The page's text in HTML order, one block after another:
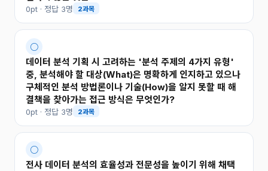
0pt · 정답 3명 2과목
○
데이터 분석 기획 시 고려하는 '분석 주제의 4가지 유형'
중, 분석해야 할 대상(What)은 명확하게 인지하고 있으나
구체적인 분석 방법론이나 기술(How)을 알지 못할 때 해
결책을 찾아가는 접근 방식은 무엇인가?
0pt · 정답 3명 2과목
○
전사 데이터 분석의 효율성과 전문성을 높이기 위해 채택